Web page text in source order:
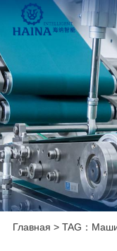
Главная > TAG：